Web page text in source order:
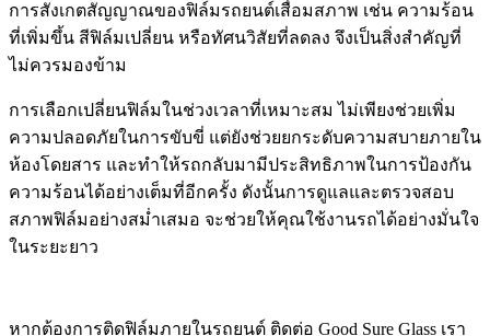
การสังเกตสัญญาณของฟิล์มรถยนต์เสื่อมสภาพ เช่น ความร้อน
ที่เพิ่มขึ้น สีฟิล์มเปลี่ยน หรือทัศนวิสัยที่ลดลง จึงเป็นสิ่งสำคัญที่
ไม่ควรมองข้าม
การเลือกเปลี่ยนฟิล์มในช่วงเวลาที่เหมาะสม ไม่เพียงช่วยเพิ่ม
ความปลอดภัยในการขับขี่ แต่ยังช่วยยกระดับความสบายภายใน
ห้องโดยสาร และทำให้รถกลับมามีประสิทธิภาพในการป้องกัน
ความร้อนได้อย่างเต็มที่อีกครั้ง ดังนั้นการดูแลและตรวจสอบ
สภาพฟิล์มอย่างสม่ำเสมอ จะช่วยให้คุณใช้งานรถได้อย่างมั่นใจ
ในระยะยาว
หากต้องการติดฟิล์มภายในรถยนต์ ติดต่อ Good Sure Glass เรา